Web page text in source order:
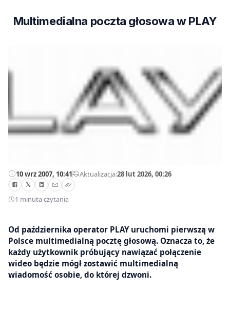
Multimedialna poczta głosowa w PLAY
10 wrz 2007, 10:41—Aktualizacja:28 lut 2026, 00:26
1 minuta czytania
Od października operator PLAY uruchomi pierwszą w
Polsce multimedialną pocztę głosową. Oznacza to, że
każdy użytkownik próbujący nawiązać połączenie
wideo będzie mógł zostawić multimedialną
wiadomość osobie, do której dzwoni.